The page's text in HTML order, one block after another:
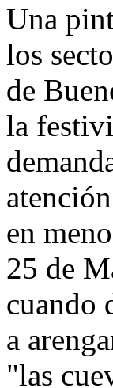
Una
los
de
la
en
25 de
cuando
a
"las